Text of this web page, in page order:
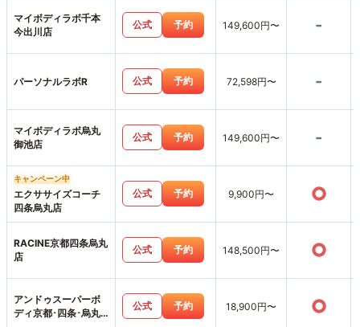
マイボディラボ千本
今出川店
公式 予約 149,600円〜 -
パーソナルラボR 公式 予約 72,598円〜 -
マイボディラボ烏丸
御池店
公式 予約 149,600円〜 -
キャンペーン中
エクササイズコーチ
四条烏丸店
公式 予約 9,900円〜 ○
RACINE京都四条烏丸
店
公式 予約 148,500円〜 ○
アンドゥスーパーボ
ディ京都･四条･烏丸
公式 予約 18,900円〜 ○